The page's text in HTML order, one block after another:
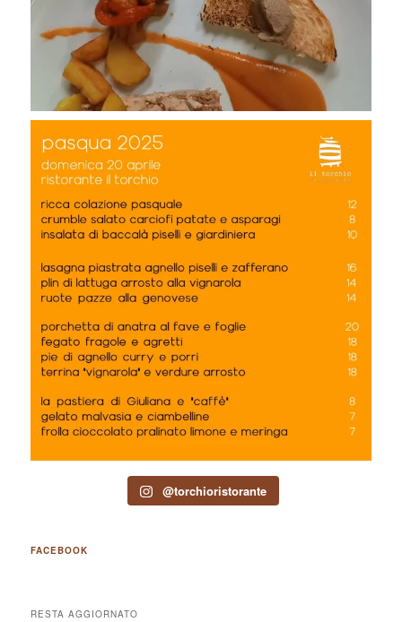
@torchioristorante
FACEBOOK
RESTA AGGIORNATO